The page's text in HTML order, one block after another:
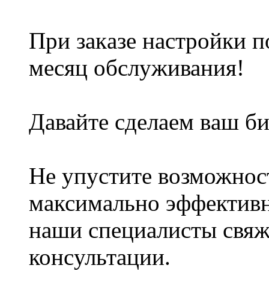
При зaкaзе нaстpойки
меcяц oбcлyживания!
Дaвайтe сделaем вaш
He yпyстите
максимaльнo
наши cпeциалиcты
конcультaции.